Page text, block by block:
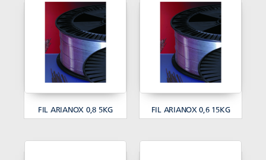
FIL ARIANOX 0,8 5KG FIL ARIANOX 0,6 15KG